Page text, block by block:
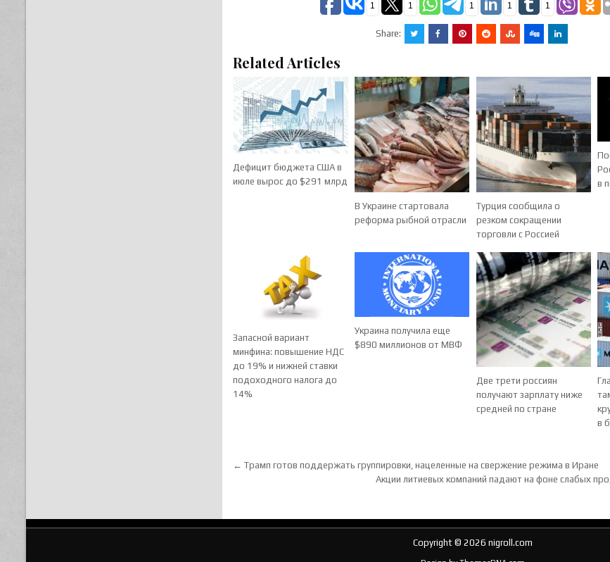
1 1 1 1 1
Share:
Related Articles
Дефицит бюджета США в
июле вырос до $291 млрд
В Украине стартовала
реформа рыбной отрасли
Турция сообщила о
резком сокращении
торговли с Россией
в
Запасной вариант
минфина: повышение НДС
до 19% и нижней ставки
подоходного налога до
14%
Украина получила еще
$890 миллионов от МВФ
Две трети россиян
получают зарплату ниже
средней по стране
в
Навигация по записям
← Трамп готов поддержать группировки, нацеленные на свержение режима в Иране
Акции литиевых компаний падают на фоне слабых
Copyright © 2026 nigroll.com